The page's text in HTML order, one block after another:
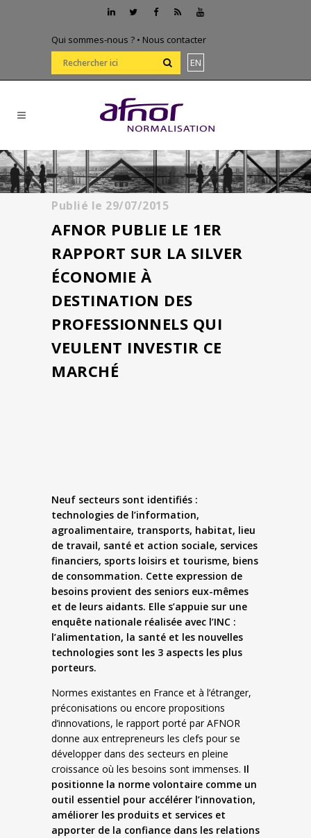
Qui sommes-nous ? • Nous contacter
EN
Publié le 29/07/2015
AFNOR PUBLIE LE 1ER
RAPPORT SUR LA SILVER
ÉCONOMIE À
DESTINATION DES
PROFESSIONNELS QUI
VEULENT INVESTIR CE
MARCHÉ
Neuf secteurs sont identifiés :
technologies de l’information,
agroalimentaire, transports, habitat, lieu
de travail, santé et action sociale, services
financiers, sports loisirs et tourisme, biens
de consommation. Cette expression de
besoins provient des seniors eux-mêmes
et de leurs aidants. Elle s’appuie sur une
enquête nationale réalisée avec l’INC :
l’alimentation, la santé et les nouvelles
technologies sont les 3 aspects les plus
porteurs.
Normes existantes en France et à l’étranger,
préconisations ou encore propositions
d’innovations, le rapport porté par AFNOR
donne aux entrepreneurs les clefs pour se
développer dans des secteurs en pleine
croissance où les besoins sont immenses. Il
positionne la norme volontaire comme un
outil essentiel pour accélérer l’innovation,
améliorer les produits et services et
apporter de la confiance dans les relations